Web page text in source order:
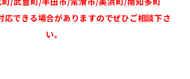
できる場合がありますのでぜひご相談下さ
い。